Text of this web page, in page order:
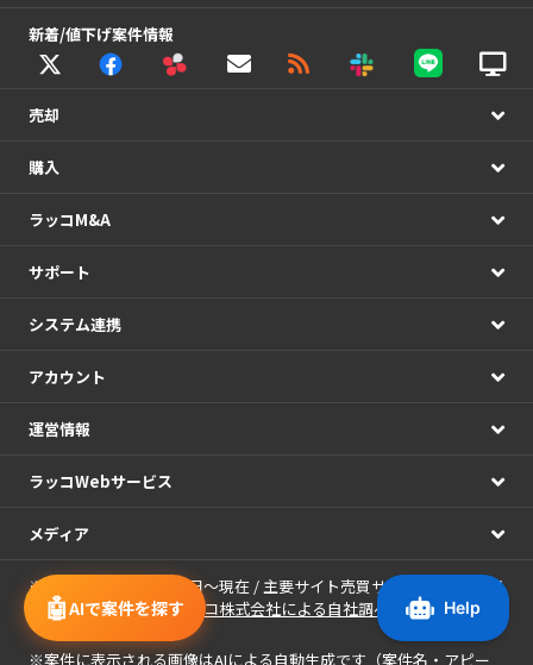
🤖AIで案件を探す
新着/値下げ案件情報
売却
購入
ラッコM&A
サポート
システム連携
アカウント
運営情報
ラッコWebサービス
メディア
※期間：2021年01月01日～現在 / 主要サイト売買サービス7社の公開
情報の日次集計（ ラッコ株式会社による自社調べ ）
※案件に表示される画像はAIによる自動生成です（案件名・アピー